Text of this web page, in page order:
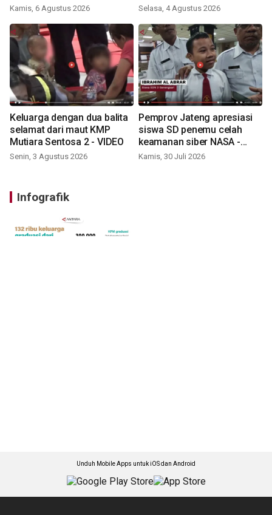
Kamis, 6 Agustus 2026 Selasa, 4 Agustus 2026
Keluarga dengan dua balita
selamat dari maut KMP
Mutiara Sentosa 2 - VIDEO
Senin, 3 Agustus 2026
Pemprov Jateng apresiasi
siswa SD penemu celah
keamanan siber NASA -
VIDEO
Kamis, 30 Juli 2026
Infografik
Unduh Mobile Apps untuk iOS dan Android